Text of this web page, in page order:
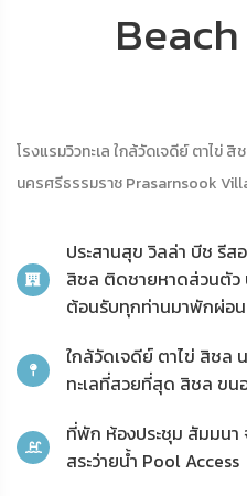
โรงแรมวิวทะเล ใกล้วัดเจดีย์ ตาไข่
นครศรีธรรมราช Prasarnsook
ประสานสุข วิลล่า บีช รีส
สิชล ติดชายหาดส่วนตัว
ต้อนรับทุกท่านมาพักผ่อน
ใกล้วัดเจดีย์ ตาไข่ สิชล
ทะเลที่สวยที่สุด สิชล ขน
ที่พัก ห้องประชุม สัมมนา
สระว่ายน้ำ Pool Access